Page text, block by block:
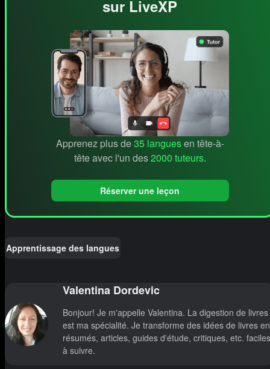
sur LiveXP
Apprenez plus de35 languesen tête-à-
tête avec l'un des2000 tuteurs.
Réserver une leçon
Apprentissage des langues
Valentina Dordevic
Bonjour! Je m'appelle Valentina. La digestion de livres
est ma spécialité. Je transforme des idées de livres en
résumés, articles, guides d'étude, critiques, etc. faciles
à suivre.